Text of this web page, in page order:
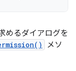
めるダイアログを
メソ